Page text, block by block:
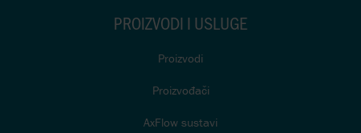
PROIZVODI I USLUGE
Proizvodi
Proizvođači
AxFlow sustavi